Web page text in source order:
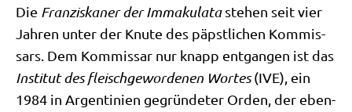
Die Fran­zis­ka­ner der Imma­ku­la­taste­hen seit vier
Jah­ren unter der Knu­te des päpst­li­chen Kom­mis­
sars. Dem Kom­mis­sar nur knapp ent­gan­gen ist das
Insti­tut des fleisch­ge­wor­de­nen Wor­tes(IVE), ein
1984 in Argen­ti­ni­en gegrün­de­ter Orden, der eben­